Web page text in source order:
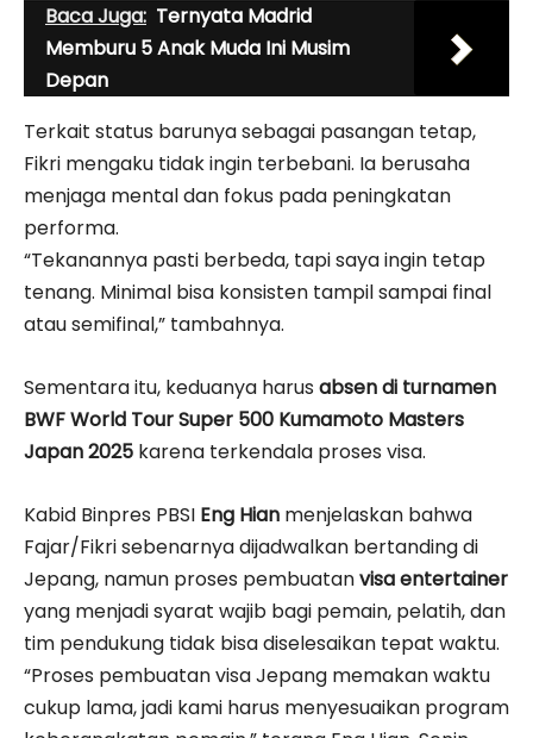
Baca Juga: Ternyata Madrid
Memburu 5 Anak Muda Ini Musim
Depan
Terkait status barunya sebagai pasangan tetap,
Fikri mengaku tidak ingin terbebani. Ia berusaha
menjaga mental dan fokus pada peningkatan
performa.
“Tekanannya pasti berbeda, tapi saya ingin tetap
tenang. Minimal bisa konsisten tampil sampai final
atau semifinal,” tambahnya.
Sementara itu, keduanya harus absen di turnamen
BWF World Tour Super 500 Kumamoto Masters
Japan 2025 karena terkendala proses visa.
Kabid Binpres PBSI Eng Hian menjelaskan bahwa
Fajar/Fikri sebenarnya dijadwalkan bertanding di
Jepang, namun proses pembuatanvisa entertainer
yang menjadi syarat wajib bagi pemain, pelatih, dan
tim pendukung tidak bisa diselesaikan tepat waktu.
“Proses pembuatan visa Jepang memakan waktu
cukup lama, jadi kami harus menyesuaikan program